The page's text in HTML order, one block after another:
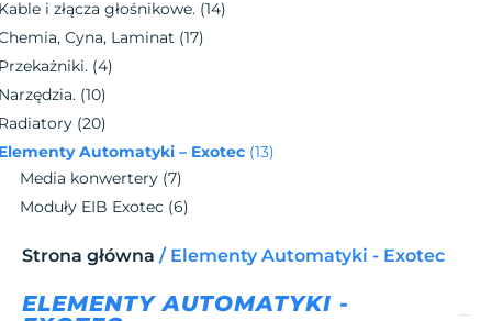
i złącza głośnikowe. (14)
Cyna, Laminat (17)
(4)
(10)
(20)
Automatyki – Exotec (13)
Media konwertery (7)
Moduły EIB Exotec (6)
Strona główna / Elementy Automatyki - Exotec
ELEMENTY AUTOMATYKI -